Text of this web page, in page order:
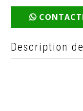
Description